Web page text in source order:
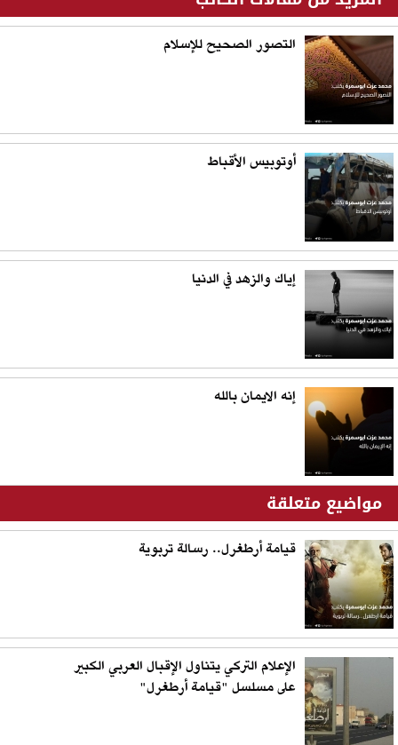
التصور الصحيح للإسلام
أوتوبيس الأقباط
إياك والزهد في الدنيا
إنه الايمان بالله
مواضيع متعلقة
قيامة أرطغرل.. رسالة تربوية
الإعلام التركي يتناول الإقبال العربي الكبير
على مسلسل "قيامة أرطغرل"